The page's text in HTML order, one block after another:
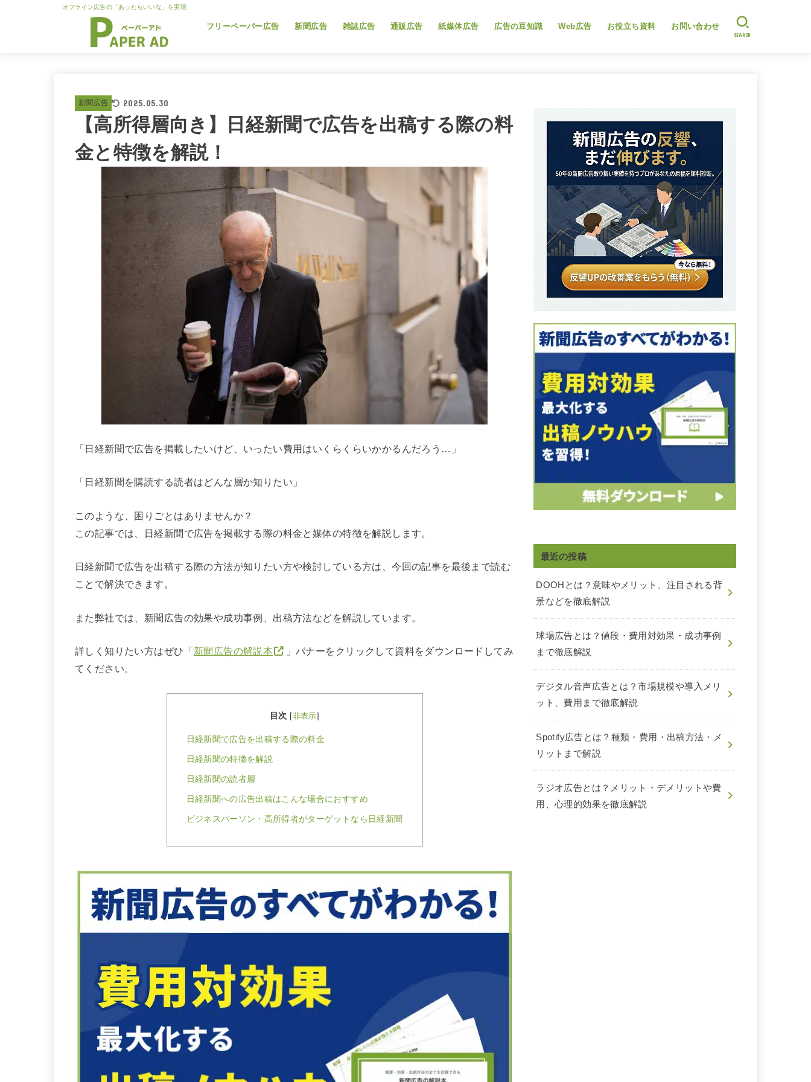
オフライン広告の「あったらいいな」を実現
フリーペーパー広告 新聞広告 雑誌広告 通販広告 紙媒体広告 広告の豆知識 Web広告 お役立ち資料 お問い合わせ
SEARCH
新聞広告 2025.05.30
【高所得層向き】日経新聞で広告を出稿する際の料
金と特徴を解説！
「日経新聞で広告を掲載したいけど、いったい費用はいくらくらいかかるんだろう…」
「日経新聞を購読する読者はどんな層か知りたい」
このような、困りごとはありませんか？
この記事では、日経新聞で広告を掲載する際の料金と媒体の特徴を解説します。
日経新聞で広告を出稿する際の方法が知りたい方や検討している方は、今回の記事を最後まで読む
ことで解決できます。
また弊社では、新聞広告の効果や成功事例、出稿方法などを解説しています。
詳しく知りたい方はぜひ「新聞広告の解説本
」バナーをクリックして資料をダウンロードしてみ
てください。
目次 非表示
日経新聞で広告を出稿する際の料金
日経新聞の特徴を解説
日経新聞の読者層
日経新聞への広告出稿はこんな場合におすすめ
ビジネスパーソン・高所得者がターゲットなら日経新聞
最近の投稿
DOOHとは？意味やメリット、注目される背
景などを徹底解説
球場広告とは？値段・費用対効果・成功事例
まで徹底解説
デジタル音声広告とは？市場規模や導入メリ
ット、費用まで徹底解説
Spotify広告とは？種類・費用・出稿方法・メ
リットまで解説
ラジオ広告とは？メリット・デメリットや費
用、心理的効果を徹底解説